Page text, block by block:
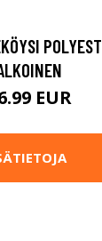
EUR